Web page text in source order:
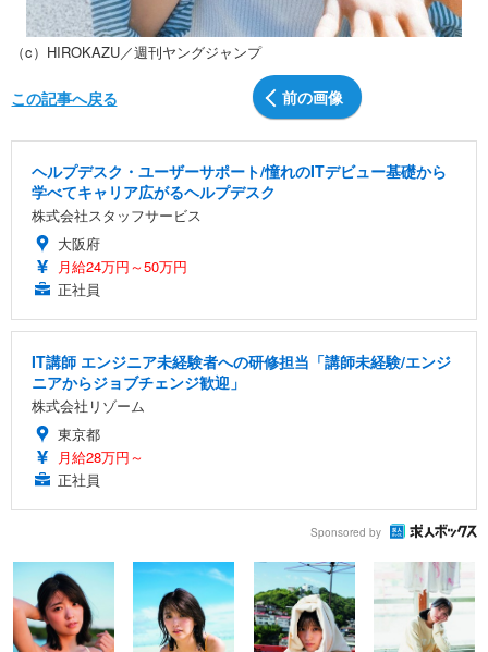
（c）HIROKAZU／週刊ヤングジャンプ
前の画像
この記事へ戻る
ヘルプデスク・ユーザーサポート/憧れのITデビュー基礎から
学べてキャリア広がるヘルプデスク
株式会社スタッフサービス
大阪府
月給24万円～50万円
正社員
IT講師 エンジニア未経験者への研修担当「講師未経験/エンジ
ニアからジョブチェンジ歓迎」
株式会社リゾーム
東京都
月給28万円～
正社員
Sponsored by